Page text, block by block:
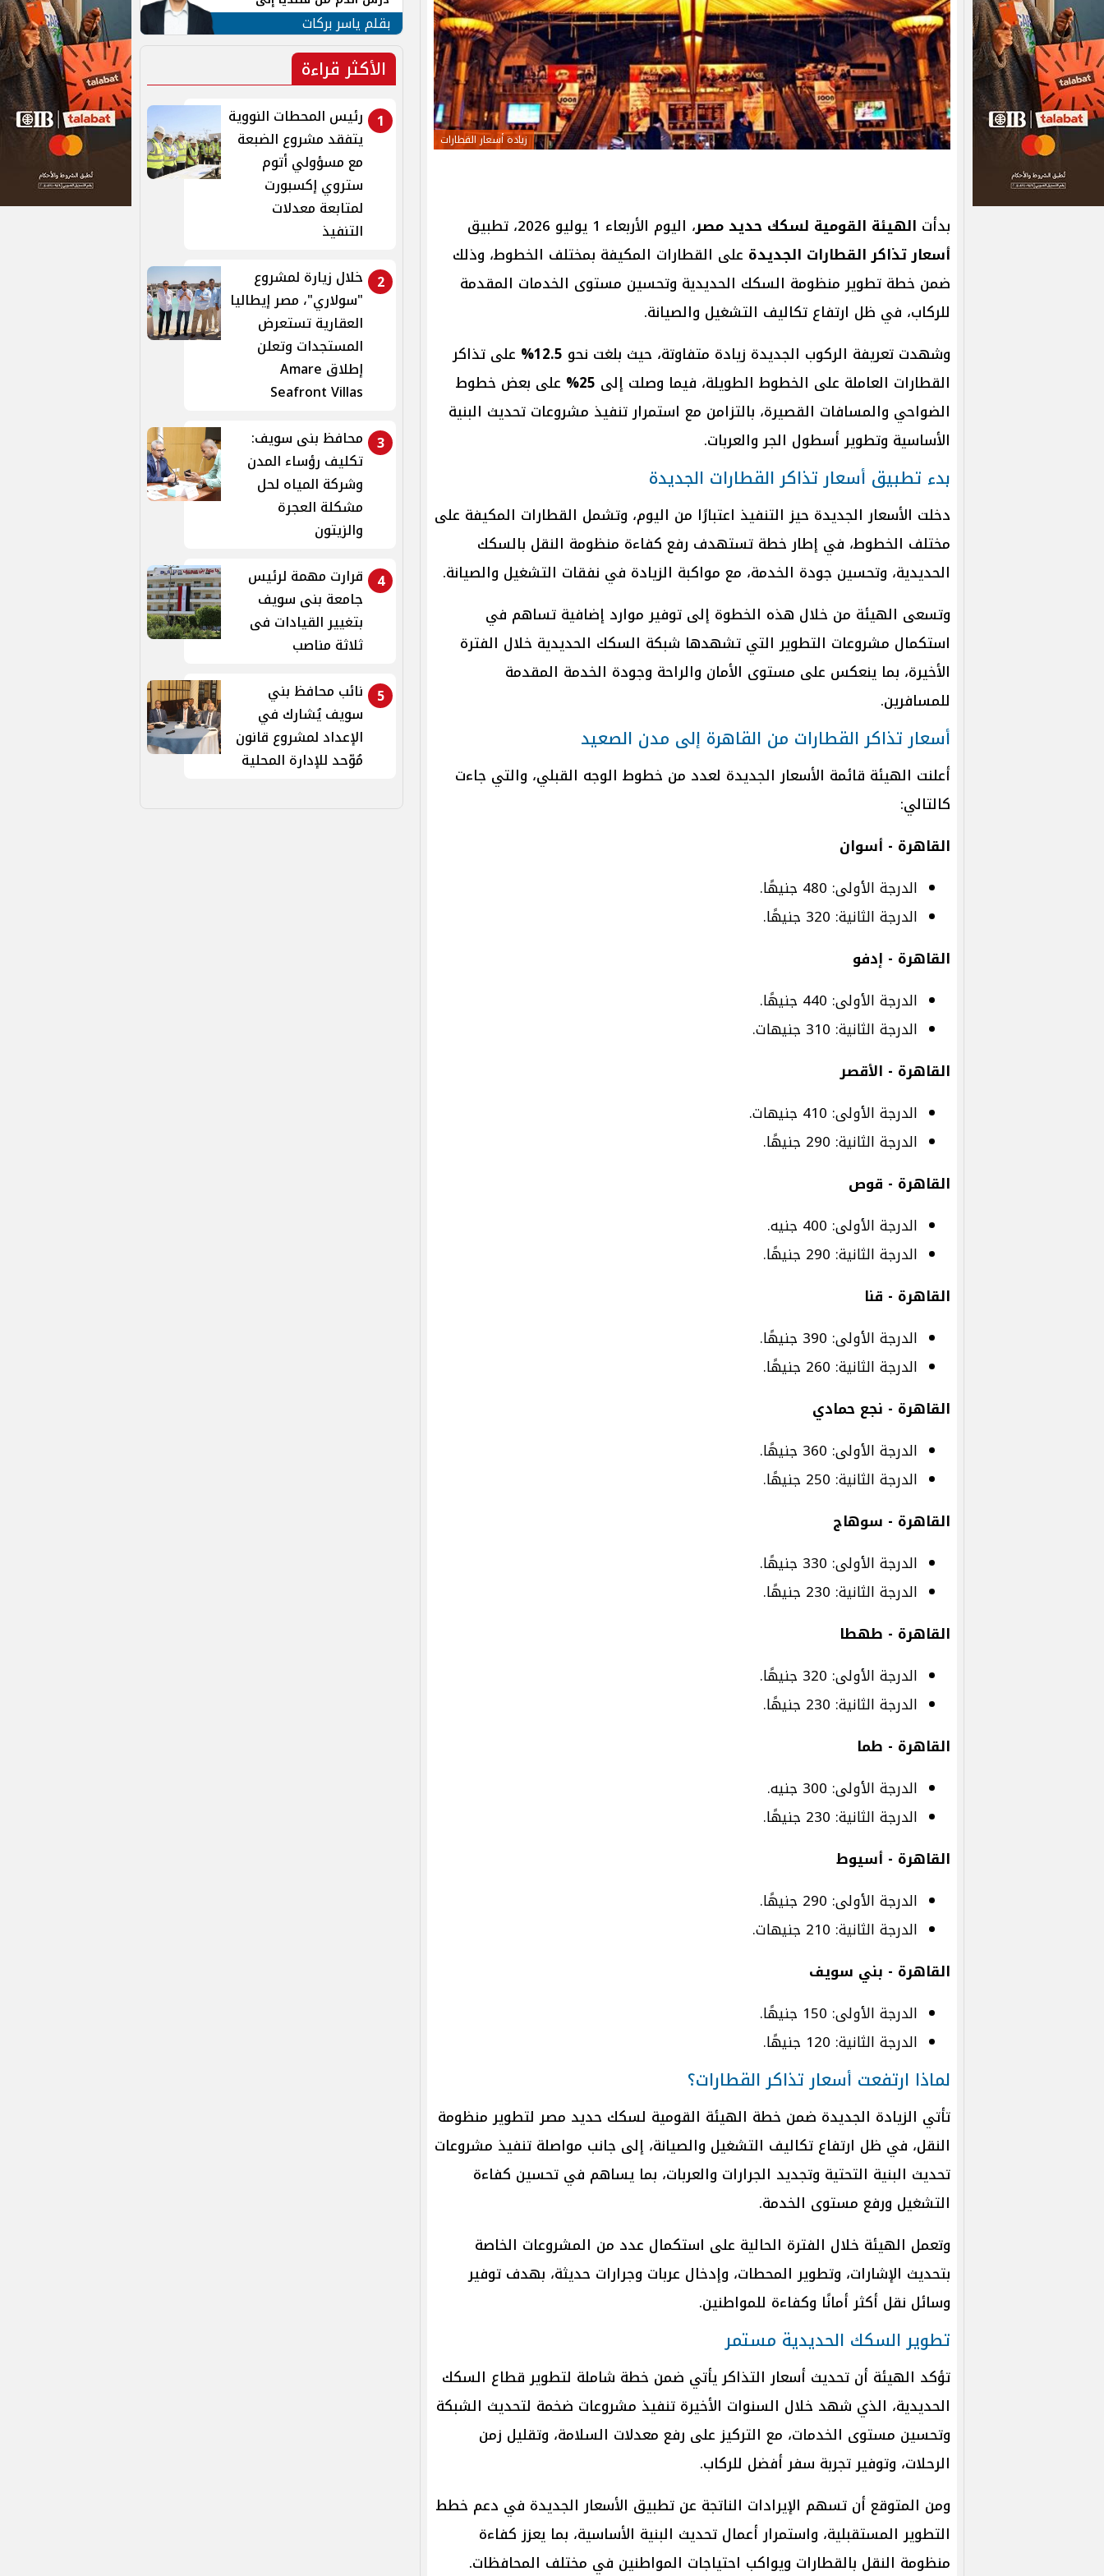
زيادة أسعار القطارات
بدأت الهيئة القومية لسكك حديد مصر، اليوم الأربعاء 1 يوليو 2026، تطبيق
أسعار تذاكر القطارات الجديدة على القطارات المكيفة بمختلف الخطوط، وذلك
ضمن خطة تطوير منظومة السكك الحديدية وتحسين مستوى الخدمات المقدمة
للركاب، في ظل ارتفاع تكاليف التشغيل والصيانة.
وشهدت تعريفة الركوب الجديدة زيادة متفاوتة، حيث بلغت نحو 12.5%
على تذاكر
القطارات العاملة على الخطوط الطويلة، فيما وصلت إلى 25%
على بعض خطوط
الضواحي والمسافات القصيرة، بالتزامن مع استمرار تنفيذ مشروعات تحديث البنية
الأساسية وتطوير أسطول الجر والعربات.
بدء تطبيق أسعار تذاكر القطارات الجديدة
دخلت الأسعار الجديدة حيز التنفيذ اعتبارًا من اليوم، وتشمل القطارات المكيفة على
مختلف الخطوط، في إطار خطة تستهدف رفع كفاءة منظومة النقل بالسكك
الحديدية، وتحسين جودة الخدمة، مع مواكبة الزيادة في نفقات التشغيل والصيانة.
وتسعى الهيئة من خلال هذه الخطوة إلى توفير موارد إضافية تساهم في
استكمال مشروعات التطوير التي تشهدها شبكة السكك الحديدية خلال الفترة
الأخيرة، بما ينعكس على مستوى الأمان والراحة وجودة الخدمة المقدمة
للمسافرين.
أسعار تذاكر القطارات من القاهرة إلى مدن الصعيد
أعلنت الهيئة قائمة الأسعار الجديدة لعدد من خطوط الوجه القبلي، والتي جاءت
كالتالي:
القاهرة - أسوان
الدرجة الأولى: 480 جنيهًا.
الدرجة الثانية: 320 جنيهًا.
القاهرة - إدفو
الدرجة الأولى: 440 جنيهًا.
الدرجة الثانية: 310 جنيهات.
القاهرة - الأقصر
الدرجة الأولى: 410 جنيهات.
الدرجة الثانية: 290 جنيهًا.
القاهرة - قوص
الدرجة الأولى: 400 جنيه.
الدرجة الثانية: 290 جنيهًا.
القاهرة - قنا
الدرجة الأولى: 390 جنيهًا.
الدرجة الثانية: 260 جنيهًا.
القاهرة - نجع حمادي
الدرجة الأولى: 360 جنيهًا.
الدرجة الثانية: 250 جنيهًا.
القاهرة - سوهاج
الدرجة الأولى: 330 جنيهًا.
الدرجة الثانية: 230 جنيهًا.
القاهرة - طهطا
الدرجة الأولى: 320 جنيهًا.
الدرجة الثانية: 230 جنيهًا.
القاهرة - طما
الدرجة الأولى: 300 جنيه.
الدرجة الثانية: 230 جنيهًا.
القاهرة - أسيوط
الدرجة الأولى: 290 جنيهًا.
الدرجة الثانية: 210 جنيهات.
القاهرة - بني سويف
الدرجة الأولى: 150 جنيهًا.
الدرجة الثانية: 120 جنيهًا.
لماذا ارتفعت أسعار تذاكر القطارات؟
تأتي الزيادة الجديدة ضمن خطة الهيئة القومية لسكك حديد مصر لتطوير منظومة
النقل، في ظل ارتفاع تكاليف التشغيل والصيانة، إلى جانب مواصلة تنفيذ مشروعات
تحديث البنية التحتية وتجديد الجرارات والعربات، بما يساهم في تحسين كفاءة
التشغيل ورفع مستوى الخدمة.
وتعمل الهيئة خلال الفترة الحالية على استكمال عدد من المشروعات الخاصة
بتحديث الإشارات، وتطوير المحطات، وإدخال عربات وجرارات حديثة، بهدف توفير
وسائل نقل أكثر أمانًا وكفاءة للمواطنين.
تطوير السكك الحديدية مستمر
تؤكد الهيئة أن تحديث أسعار التذاكر يأتي ضمن خطة شاملة لتطوير قطاع السكك
الحديدية، الذي شهد خلال السنوات الأخيرة تنفيذ مشروعات ضخمة لتحديث الشبكة
وتحسين مستوى الخدمات، مع التركيز على رفع معدلات السلامة، وتقليل زمن
الرحلات، وتوفير تجربة سفر أفضل للركاب.
ومن المتوقع أن تسهم الإيرادات الناتجة عن تطبيق الأسعار الجديدة في دعم خطط
التطوير المستقبلية، واستمرار أعمال تحديث البنية الأساسية، بما يعزز كفاءة
منظومة النقل بالقطارات ويواكب احتياجات المواطنين في مختلف المحافظات.
جنوب لبنان
بقلم ياسر بركات
الأكثر قراءة
1
رئيس المحطات النووية
يتفقد مشروع الضبعة
مع مسؤولي أتوم
ستروي إكسبورت
لمتابعة معدلات
التنفيذ
2
خلال زيارة لمشروع
"سولاري"، مصر إيطاليا
العقارية تستعرض
المستجدات وتعلن
إطلاق Amare
Seafront Villas
3 محافظ بنى سويف:
تكليف رؤساء المدن
وشركة المياه لحل
مشكلة العجرة
والزيتون
4
قرارت مهمة لرئيس
جامعة بنى سويف
بتغيير القيادات فى
ثلاثة مناصب
5
نائب محافظ بني
سويف يُشارك في
الإعداد لمشروع قانون
مُوّحد للإدارة المحلية